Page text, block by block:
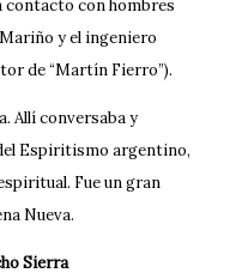
contacto con hombres
y el ingeniero
de “Martín Fierro”).
Allí conversaba y
Espiritismo argentino,
Fue un gran
Nueva.
Sierra